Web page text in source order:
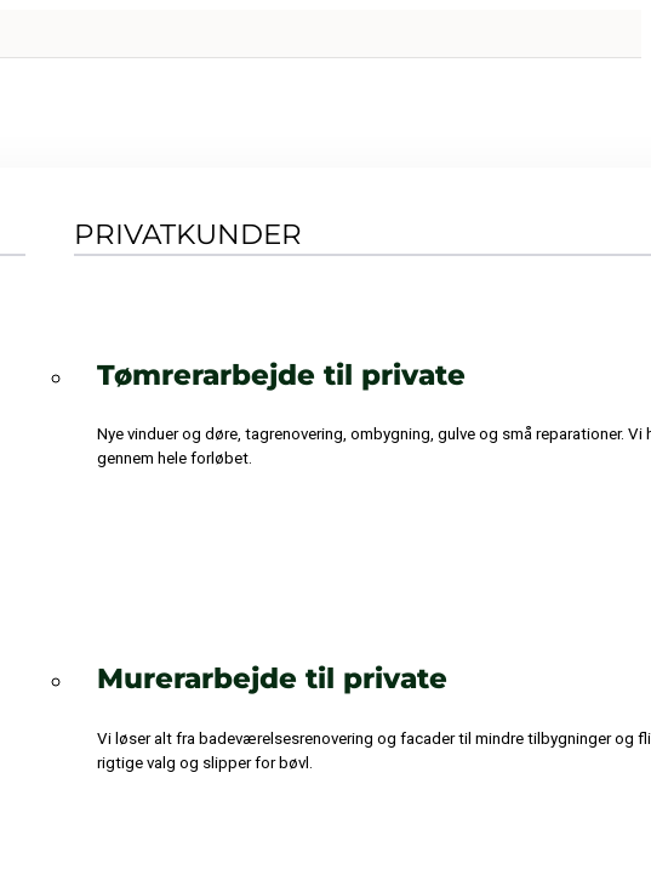
PRIVATKUNDER
Tømrerarbejde til private
Nye vinduer og døre, tagrenovering, ombygning, gulve og små reparationer.
gennem hele forløbet.
Murerarbejde til private
Vi løser alt fra badeværelsesrenovering og facader til mindre tilbygninger og
rigtige valg og slipper for bøvl.